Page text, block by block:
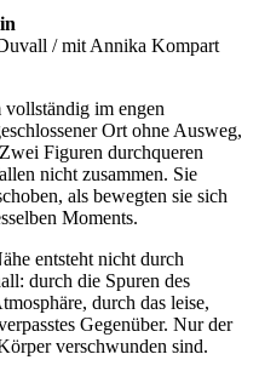
/ mit Annika Kompart
im engen
Ort ohne Ausweg,
Figuren durchqueren
nicht zusammen. Sie
als bewegten sie sich
Moments.
entsteht nicht durch
durch die Spuren des
durch das leise,
Gegenüber. Nur der
verschwunden sind.